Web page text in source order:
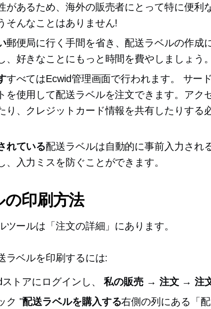
があるため、海外の販売者にとって特に便利
そんなことはありません!
郵便局に行く手間を省き、配送ラベルの作成
、好きなことにもっと時間を費やしましょう。
すべてはEcwid管理画面で行われます。 サー
を使用して配送ラベルを注文できます。アク
り、クレジットカード情報を共有したりする
れている配送ラベルは自動的に事前入力され
、入力ミスを防ぐことができます。
の印刷方法
ツールは「注文の詳細」にあります。
ラベルを印刷するには:
ストアにログインし、私の販売 → 注文 → 注
ク "配送ラベルを購入する右側の列にある「